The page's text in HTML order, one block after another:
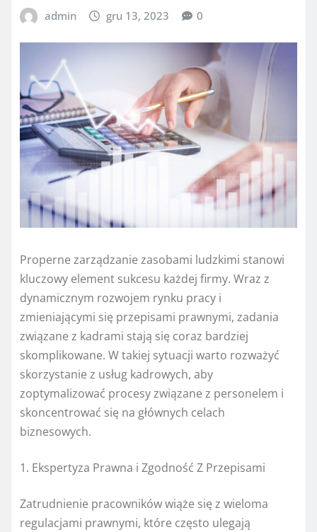
admin gru 13, 2023 0
Properne zarządzanie zasobami ludzkimi stanowi
kluczowy element sukcesu każdej firmy. Wraz z
dynamicznym rozwojem rynku pracy i
zmieniającymi się przepisami prawnymi, zadania
związane z kadrami stają się coraz bardziej
skomplikowane. W takiej sytuacji warto rozważyć
skorzystanie z usług kadrowych, aby
zoptymalizować procesy związane z personelem i
skoncentrować się na głównych celach
biznesowych.
1. Ekspertyza Prawna i Zgodność Z Przepisami
Zatrudnienie pracowników wiąże się z wieloma
regulacjami prawnymi, które często ulegają